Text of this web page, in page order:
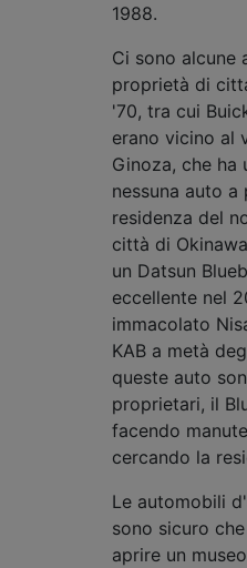
1988.
Ci sono alcune
proprietà di
'70, tra cui
erano vicino al
Ginoza, che ha
nessuna auto
residenza del
città di
un Datsun
eccellente nel
immacolato
KAB a metà
queste auto
proprietari, il
facendo
cercando la
Le automobili
sono sicuro
aprire un